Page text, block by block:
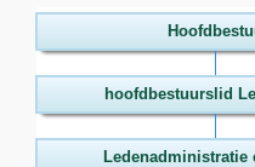
hoofdbestuurslid
Ledenadministratie